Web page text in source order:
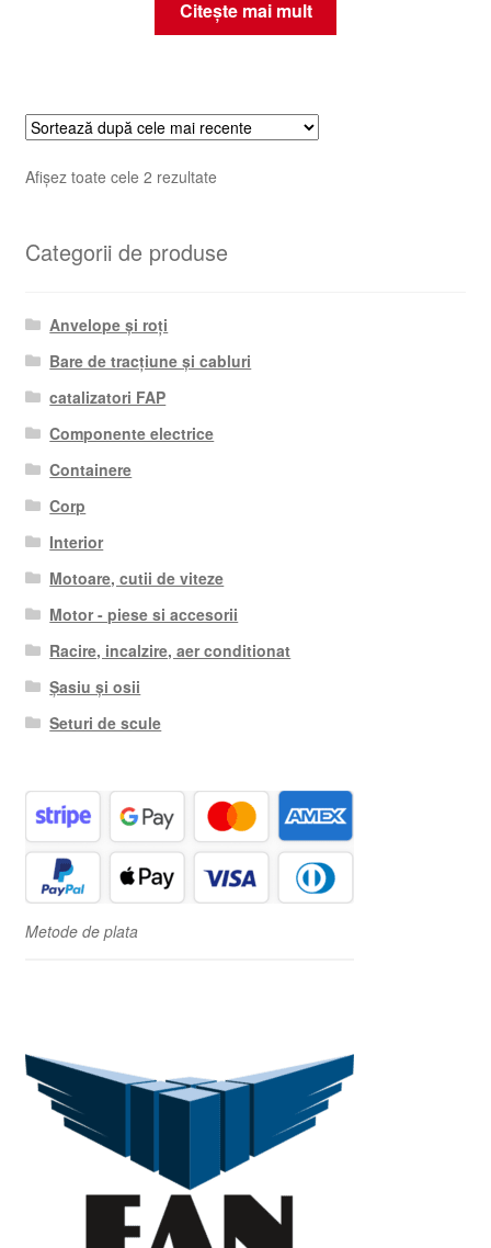
Citește mai mult
Afișez toate cele 2 rezultateSortat
mai
Categorii de produse
Anvelope și roți
Bare de tracțiune și cabluri
catalizatori FAP
Componente electrice
Containere
Corp
Interior
Motoare, cutii de viteze
Motor - piese si accesorii
Racire, incalzire, aer conditionat
Șasiu și osii
Seturi de scule
Metode de plata